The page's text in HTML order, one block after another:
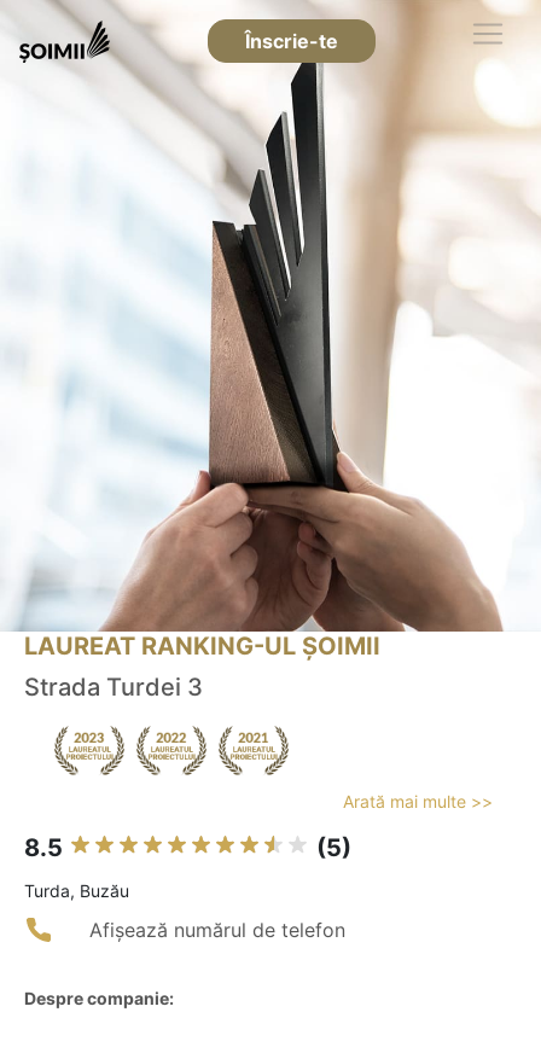
Înscrie-te
LAUREAT RANKING-UL ȘOIMII
Strada Turdei 3
Arată mai multe >>
8.5 (5)
Turda, Buzău
Afișează numărul de telefon
Despre companie: